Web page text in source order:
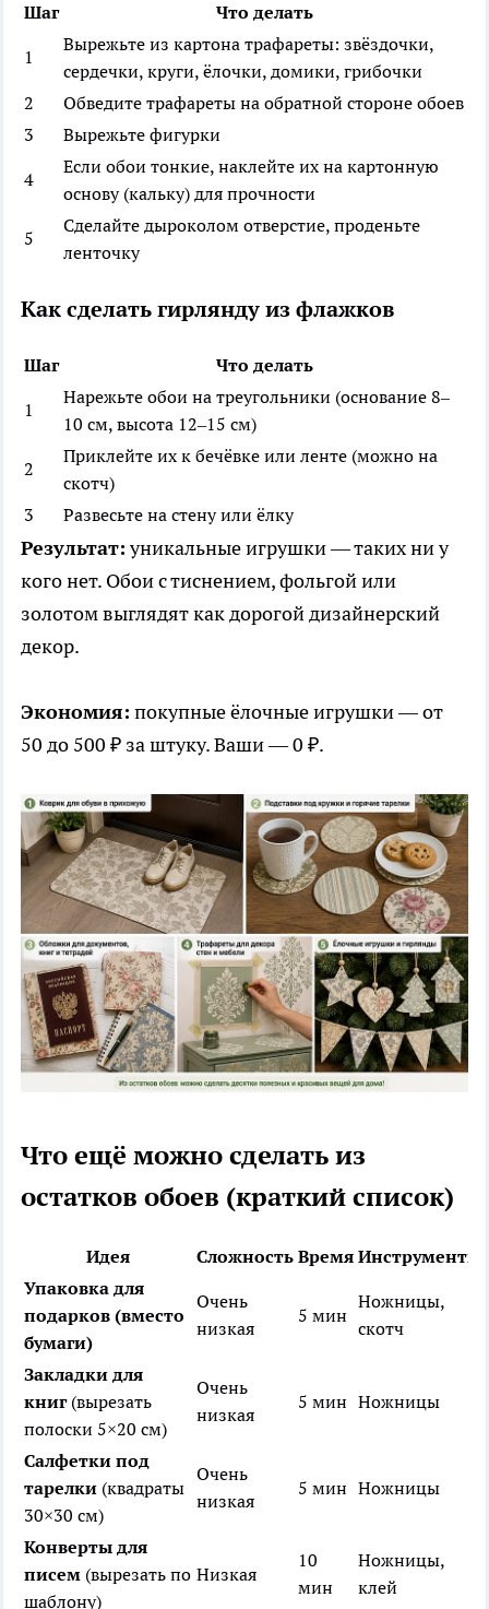
Шаг Что делать
1
Вырежьте из картона трафареты: звёздочки,
сердечки, круги, ёлочки, домики, грибочки
2
Обведите трафареты на обратной стороне обоев
3
Вырежьте фигурки
4
Если обои тонкие, наклейте их на картонную
основу (кальку) для прочности
5
Сделайте дыроколом отверстие, проденьте
ленточку
Как сделать гирлянду из флажков
Шаг Что делать
1
Нарежьте обои на треугольники (основание 8–
10 см, высота 12–15 см)
2
Приклейте их к бечёвке или ленте (можно на
скотч)
3
Развесьте на стену или ёлку
Результат:уникальные игрушки — таких ни у
кого нет. Обои с тиснением, фольгой или
золотом выглядят как дорогой дизайнерский
декор.
Экономия: покупные ёлочные игрушки — от
50 до 500 ₽ за штуку. Ваши — 0 ₽.
Что ещё можно сделать из
остатков обоев (краткий список)
Идея Сложность Время Инструменты
Упаковка для
подарков (вместо
бумаги)
Очень
низкая
5 мин
Ножницы,
скотч
Закладки для
книг(вырезать
полоски 5×20 см)
Очень
низкая
5 мин Ножницы
Салфетки под
тарелки (квадраты
30×30 см)
Очень
низкая
5 мин Ножницы
Конверты для
писем (вырезать по
шаблону)
Низкая
10
мин
Ножницы,
клей